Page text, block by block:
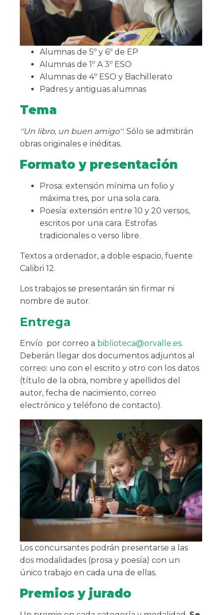
Alumnas de 5º y 6º de EP
Alumnas de 1º A 3º ESO
Alumnas de 4º ESO y Bachillerato
Padres y antiguas alumnas
Tema
''Un libro, un buen amigo''. Sólo se admitirán
obras originales e inéditas.
Formato y presentación
Prosa: extensión mínima un folio y
máxima tres, por una sola cara.
Poesía: extensión entre 10 y 20 versos,
escritos por una cara. Estrofas
tradicionales o verso libre.
Textos a ordenador, a doble espacio, fuente
Calibri 12.
Los trabajos se presentarán sin firmar ni
nombre de autor.
Entrega
Envío por correo a biblioteca@orvalle.es.
Deberán llegar dos documentos adjuntos al
correo: uno con el escrito y otro con los datos
(título de la obra, nombre y apellidos del
autor, fecha de nacimiento, correo
electrónico y teléfono de contacto).
Los concursantes podrán presentarse a las
dos modalidades (prosa y poesía) con un
único trabajo en cada una de ellas.
Premios y jurado